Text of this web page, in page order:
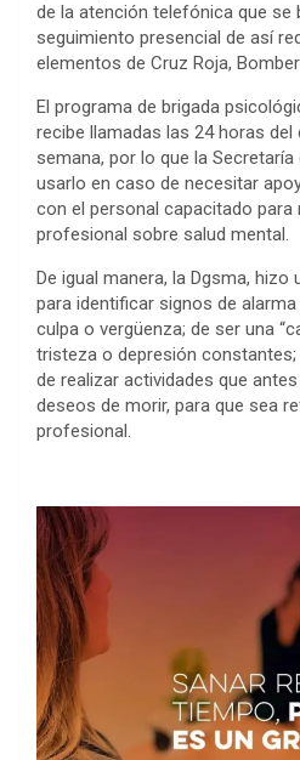
de la atención telefónica que se
seguimiento presencial de así
elementos de Cruz Roja,
El programa de brigada
recibe llamadas las 24 horas del
semana, por lo que la
usarlo en caso de necesitar
con el personal capacitado para
profesional sobre salud mental.
De igual manera, la Dgsma,
para identificar signos de
culpa o vergüenza; de ser una
tristeza o depresión
de realizar actividades que
deseos de morir, para que sea
profesional.